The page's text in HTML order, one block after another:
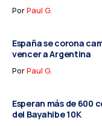
PorPaul G.
España se corona
vencer a Argentina
PorPaul G.
Esperan más de 600
del Bayahibe 10K